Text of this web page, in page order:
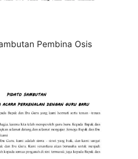
Pembina Osis